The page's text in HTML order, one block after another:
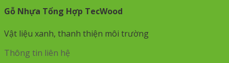
Gỗ Nhựa Tổng Hợp TecWood
Vật liệu xanh, thanh thiện môi trường
Thông tin liên hệ